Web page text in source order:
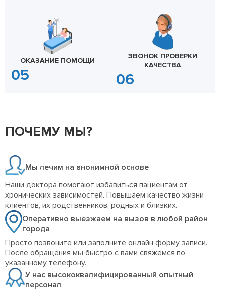
ОКАЗАНИЕ ПОМОЩИ
ЗВОНОК ПРОВЕРКИ
КАЧЕСТВА
ПОЧЕМУ МЫ?
Мы лечим на анонимной основе
Наши доктора помогают избавиться пациентам от
хронических зависимостей. Повышаем качество жизни
клиентов, их родственников, родных и близких.
Оперативно выезжаем на вызов в любой район
города
Просто позвоните или заполните онлайн форму записи.
После обращения мы быстро с вами свяжемся по
указанному телефону.
У нас высококвалифицированный опытный
персонал